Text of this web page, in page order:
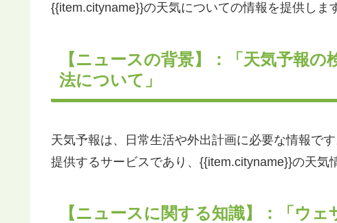
{{item.cityname}}の天気についての情報を提供しま
【ニュースの背景】：「天気予報
法について」
天気予報は、日常生活や外出計画に必要な情報で
提供するサービスであり、{{item.cityname}}の天気
【ニュースに関する知識】：「ウ